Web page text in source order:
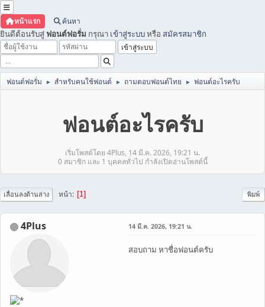
หน้าแรก ค้นหา
ยินดีต้อนรับสู่ ฟอนต์ฟอรั่ม กรุณา เข้าสู่ระบบหรือ สมัครสมาชิก
ฟอนต์ฟอรั่ม ► สำหรับคนใช้ฟอนต์ ► ถามตอบฟอนต์ไทย ► ฟอนต์อะไรครับ
ฟอนต์อะไรครับ
เริ่มโพสต์โดย 4Plus, 14 มี.ค. 2026, 19:21 น.
0 สมาชิก และ 1 บุคคลทั่วไป กำลังเปิดอ่านโพสต์นี้
พิมพ์
เลื่อนลงด้านล่าง หน้า 1
4Plus 14 มี.ค. 2026, 19:21 น.
สอบถาม หาชื่อฟอนต์ครับ